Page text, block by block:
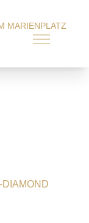
MARIENPLATZ
DIAMOND